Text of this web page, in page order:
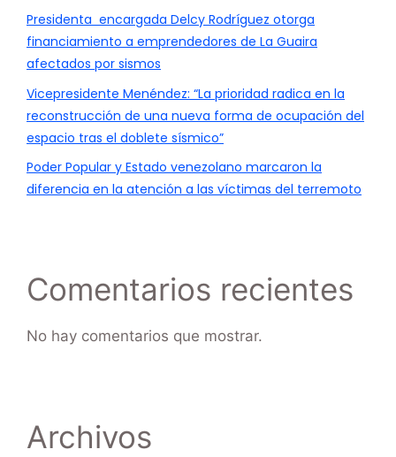
Presidenta encargada Delcy Rodríguez otorga
financiamiento a emprendedores de La Guaira
afectados por sismos
Vicepresidente Menéndez: “La prioridad radica en la
reconstrucción de una nueva forma de ocupación del
espacio tras el doblete sísmico”
Poder Popular y Estado venezolano marcaron la
diferencia en la atención a las víctimas del terremoto
Comentarios recientes
No hay comentarios que mostrar.
Archivos